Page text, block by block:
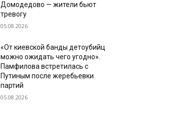
Домодедово — жители бьют
тревогу
05.08.2026
«От киевской банды детоубийц
можно ожидать чего угодно».
Памфилова встретилась с
Путиным после жеребьевки
партий
05.08.2026